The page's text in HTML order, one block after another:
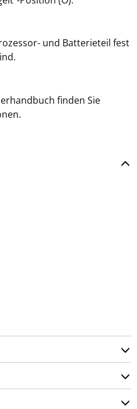
und Batterieteil fest
finden Sie